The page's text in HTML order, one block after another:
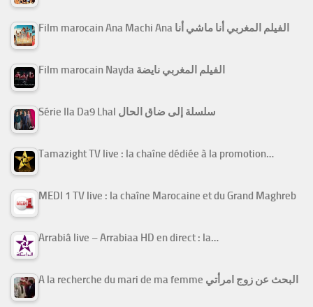
Film marocain Ana Machi Ana الفيلم المغربي أنا ماشي أنا
Film marocain Nayda الفيلم المغربي نايضة
Série Ila Da9 Lhal سلسلة إلى ضاق الحال
Tamazight TV live : la chaîne dédiée à la promotion…
MEDI 1 TV live : la chaîne Marocaine et du Grand Maghreb
Arrabiâ live – Arrabiaa HD en direct : la…
A la recherche du mari de ma femme البحث عن زوج امرأتي